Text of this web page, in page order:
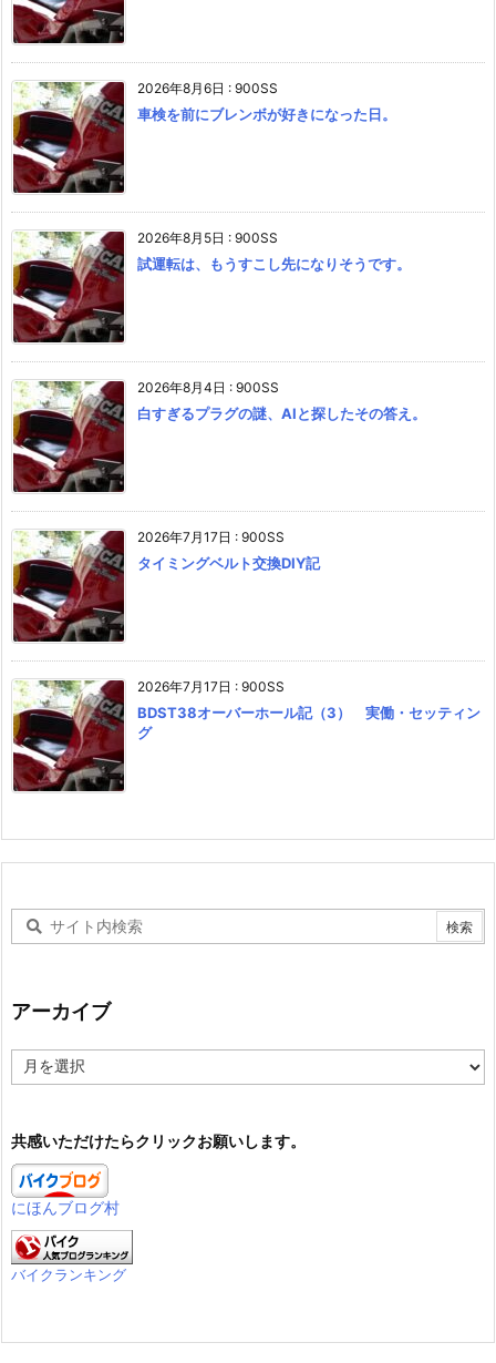
2026年8月6日 : 900SS
車検を前にブレンボが好きになった日。
2026年8月5日 : 900SS
試運転は、もうすこし先になりそうです。
2026年8月4日 : 900SS
白すぎるプラグの謎、AIと探したその答え。
2026年7月17日 : 900SS
タイミングベルト交換DIY記
2026年7月17日 : 900SS
BDST38オーバーホール記（3） 実働・セッティン
グ
アーカイブ
ー
ブ
共感いただけたらクリックお願いします。
にほんブログ村
バイクランキング